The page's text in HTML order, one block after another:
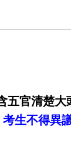
五官清楚大
生不得異